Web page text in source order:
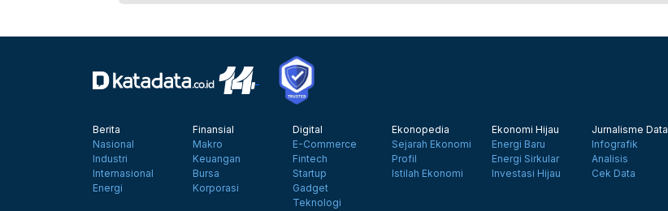
Berita
Nasional
Industri
Internasional
Energi
Finansial
Makro
Keuangan
Bursa
Korporasi
Digital
E-Commerce
Fintech
Startup
Gadget
Teknologi
Ekonopedia
Sejarah Ekonomi
Profil
Istilah Ekonomi
Ekonomi Hijau
Energi Baru
Energi Sirkular
Investasi Hijau
Jurnalisme Data
Infografik
Analisis
Cek Data